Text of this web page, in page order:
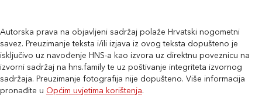
Autorska prava na objavljeni sadržaj polaže Hrvatski nogometni
savez. Preuzimanje teksta i/ili izjava iz ovog teksta dopušteno je
isključivo uz navođenje HNS-a kao izvora uz direktnu poveznicu na
izvorni sadržaj na hns.family te uz poštivanje integriteta izvornog
sadržaja. Preuzimanje fotografija nije dopušteno. Više informacija
pronađite u Općim uvjetima korištenja.